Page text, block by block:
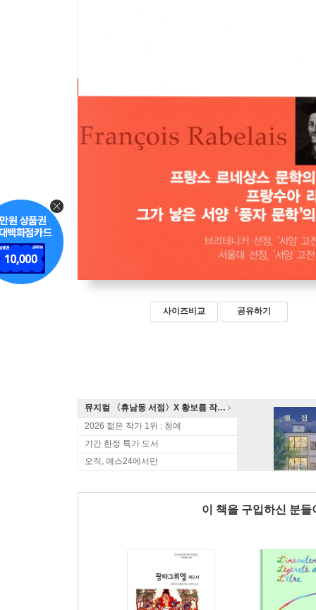
사이즈비교 공유하기
뮤지컬 〈휴남동 서점〉X 황보름 작가 북토크
2026 젊은 작가 1위 : 청예
기간 한정 특가 도서
오직, 예스24에서만
이 책을 구입하신 분